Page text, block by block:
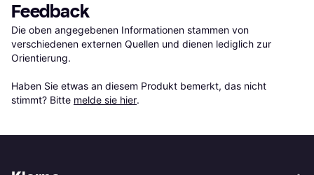
Feedback
Die oben angegebenen Informationen stammen von
verschiedenen externen Quellen und dienen lediglich zur
Orientierung.
Haben Sie etwas an diesem Produkt bemerkt, das nicht
stimmt? Bitte melde sie hier.